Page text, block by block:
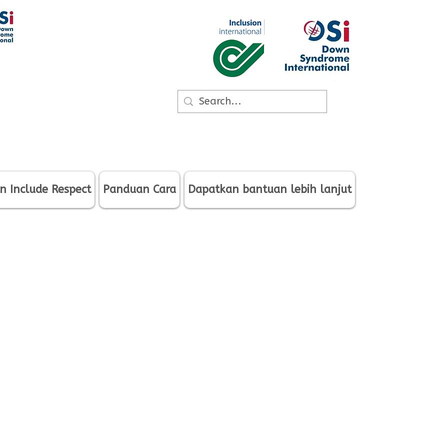
Include Respect Panduan Cara Dapatkan bantuan lebih lanjut